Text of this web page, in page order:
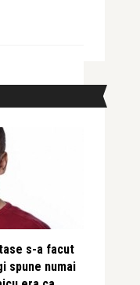
s-a facut
spune numai